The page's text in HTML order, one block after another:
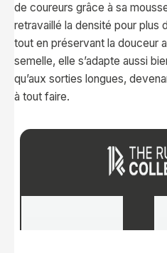
de coureurs grâce à sa
retravaillé la densité pour plus
tout en préservant la douceur
semelle, elle s’adapte aussi
qu’aux sorties longues,
à tout faire.